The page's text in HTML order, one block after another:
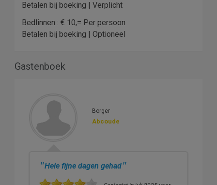
Betalen bij boeking | Verplicht
Bedlinnen : € 10,= Per persoon
Betalen bij boeking | Optioneel
Gastenboek
Borger
Abcoude
"Hele fijne dagen gehad"